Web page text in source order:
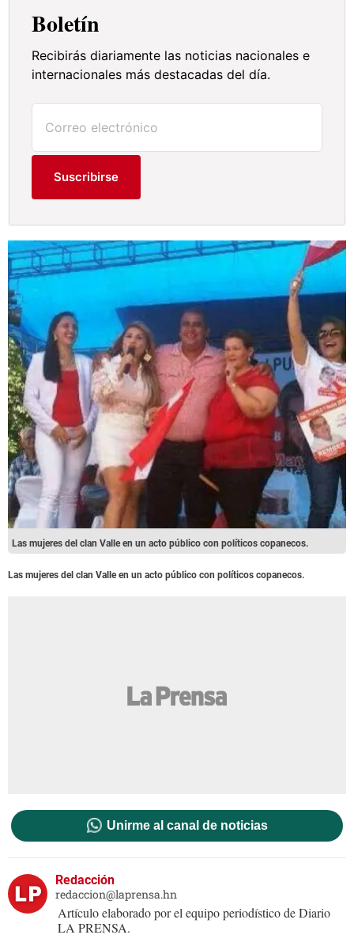
Boletín
Recibirás diariamente las noticias nacionales e
internacionales más destacadas del día.
Suscribirse
Las mujeres del clan Valle en un acto público con políticos copanecos.
Las mujeres del clan Valle en un acto público con políticos copanecos.
Unirme al canal de noticias
Redacción
redaccion@laprensa.hn
Artículo elaborado por el equipo periodístico de Diario
LA PRENSA.